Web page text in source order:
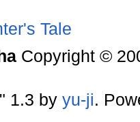
Tale
Copyright ©
1.3 by yu-ji.